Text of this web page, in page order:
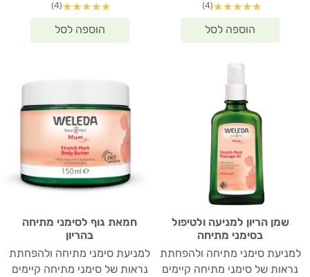
₪60.40.
★
★
★
★
★
(4)
₪43.30.
★
★
★
★
★
(4)
שמן הריון למניעה ולטיפול
בסימני מתיחה
למניעת סימני מתיחה ולהפחתת
נראות של סימני מתיחה קיימים
חמאת גוף לסימני מתיחה
בהריון
למניעת סימני מתיחה ולהפחתת
נראות של סימני מתיחה קיימים